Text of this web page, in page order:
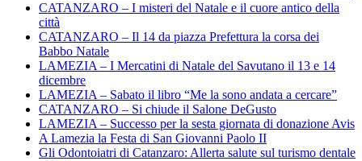
CATANZARO – I misteri del Natale e il cuore antico della
città
CATANZARO – Il 14 da piazza Prefettura la corsa dei
Babbo Natale
LAMEZIA – I Mercatini di Natale del Savutano il 13 e 14
dicembre
LAMEZIA – Sabato il libro “Me la sono andata a cercare”
CATANZARO – Si chiude il Salone DeGusto
LAMEZIA – Successo per la sesta giornata di donazione Avis
A Lamezia la Festa di San Giovanni Paolo II
Gli Odontoiatri di Catanzaro: Allerta salute sul turismo dentale